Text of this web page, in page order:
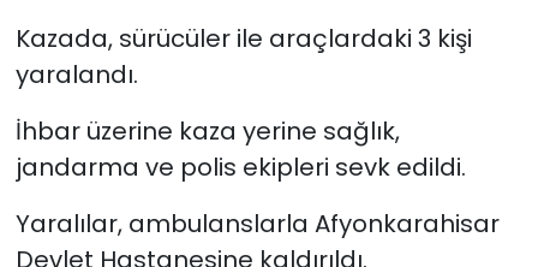
Kazada, sürücüler ile araçlardaki 3 kişi
yaralandı.
İhbar üzerine kaza yerine sağlık,
jandarma ve polis ekipleri sevk edildi.
Yaralılar, ambulanslarla Afyonkarahisar
Devlet Hastanesine kaldırıldı.
YEREL YÖNETİMLER